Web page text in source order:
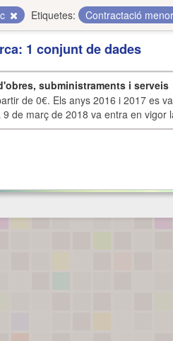
Etiquetes: Contractació menor
1 conjunt de dades
subministraments i serveis
de 0€. Els anys 2016 i 2017 es
de març de 2018 va entra en vigor